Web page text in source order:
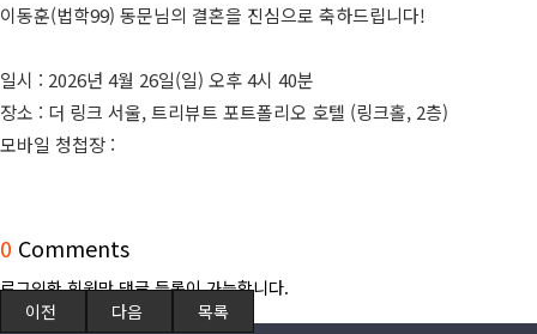
경조사
포토 갤러리
동문회보
(구)동문회보
이동훈(법학99) 동문님의 결혼을 진심으로 축하드립니다!
일시 : 2026년 4월 26일(일) 오후 4시 40분
장소 : 더 링크 서울, 트리뷰트 포트폴리오 호텔 (링크홀, 2층)
모바일 청첩장 :
0 Comments
로그인한 회원만 댓글 등록이 가능합니다.
이전
다음 목록